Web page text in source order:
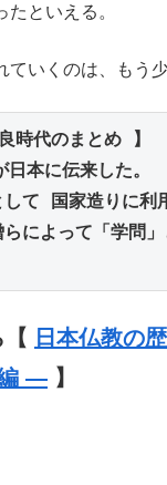
たといえる。
ていくのは、もう
本に伝来した。
て 国家造りに利
によって「学問
日本仏教の
― 】